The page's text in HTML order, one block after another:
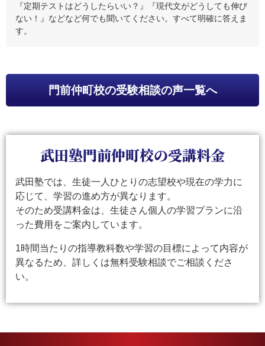
『定期テストはどうしたらいい？』『現代文がどうしても伸び
ない！』などなど何でも聞いてください。すべて明確に答えま
す。
門前仲町校の受験相談の声一覧へ
武田塾門前仲町校の受講料金
武田塾では、生徒一人ひとりの志望校や現在の学力に
応じて、学習の進め方が異なります。
そのため受講料金は、生徒さん個人の学習プランに沿
った費用をご案内しています。
1時間当たりの指導教科数や学習の目標によって内容が
異なるため、詳しくは無料受験相談でご相談くださ
い。